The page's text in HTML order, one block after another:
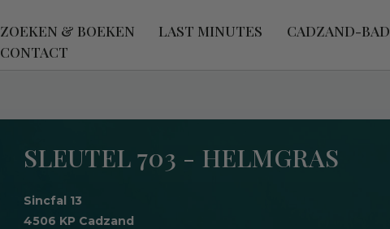
ZOEKEN & BOEKEN LAST MINUTES CADZAND-BAD
CONTACT
SLEUTEL 703 - HELMGRAS
Sincfal 13
4506 KP Cadzand